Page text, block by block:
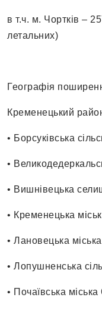
в т.ч. м. Чортків –
летальних)
Географія
Кременецький
• Борсуківська
•
• Вишнівецька
• Кременецька
• Лановецька
• Лопушненська
• Почаївська